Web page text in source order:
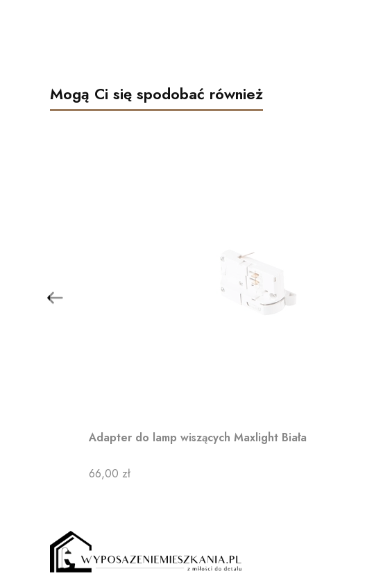
Mogą Ci się spodobać również
Adapter do lamp wiszących Maxlight Biała
Cena
66,00 zł